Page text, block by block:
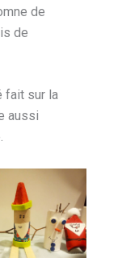
de
de
fait sur la
aussi